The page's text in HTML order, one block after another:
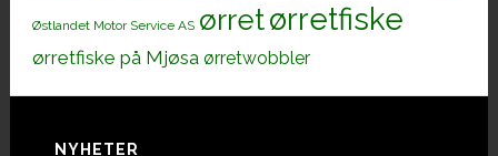
Østlandet Motor Service AS ørretørretfiske
ørretfiske på Mjøsa ørretwobbler
NYHETER